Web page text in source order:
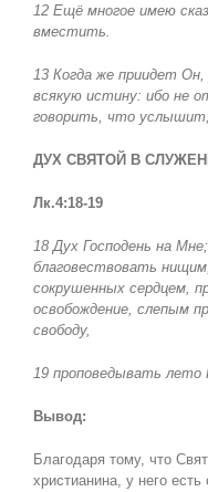
12 Ещё многое имею
вместить.
13 Когда же приидет
всякую истину: ибо не
говорить, что
ДУХ СВЯТОЙ В
Лк.4:18-19
18 Дух Господень на
благовествовать
сокрушенных сердцем,
освобождение, слепым
свободу,
19 проповедывать лето
Вывод:
Благодаря тому, что
христианина, у него